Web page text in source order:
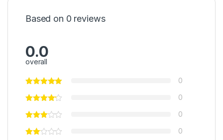
Based on 0 reviews
0.0
overall
0
0
0
0